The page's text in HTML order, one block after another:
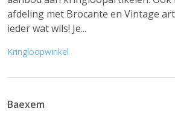
afdeling met Brocante en Vintage
ieder wat wils! Je...
Kringloopwinkel
Baexem